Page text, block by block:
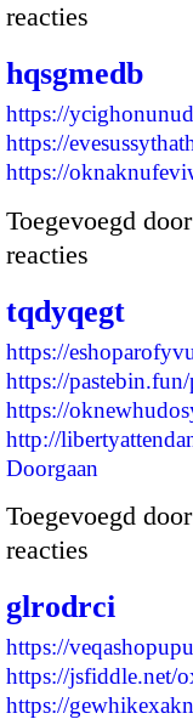
reacties
hqsgmedb
https://
https://
https://
Toegevoegd door
reacties
tqdyqegt
https://
https://
https://
http://
Doorgaan
Toegevoegd door
reacties
glrodrci
https://
https://jsfiddle.net/
https://